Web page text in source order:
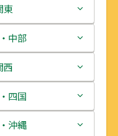
道
県
県
県
県
東
県
県
県
県
中部
県
県
県
西
県
県
四国
県
沖縄